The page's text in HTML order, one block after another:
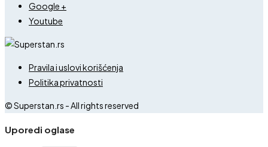
Google +
Youtube
Pravila i uslovi korišćenja
Politika privatnosti
© Superstan.rs - All rights reserved
Uporedi oglase